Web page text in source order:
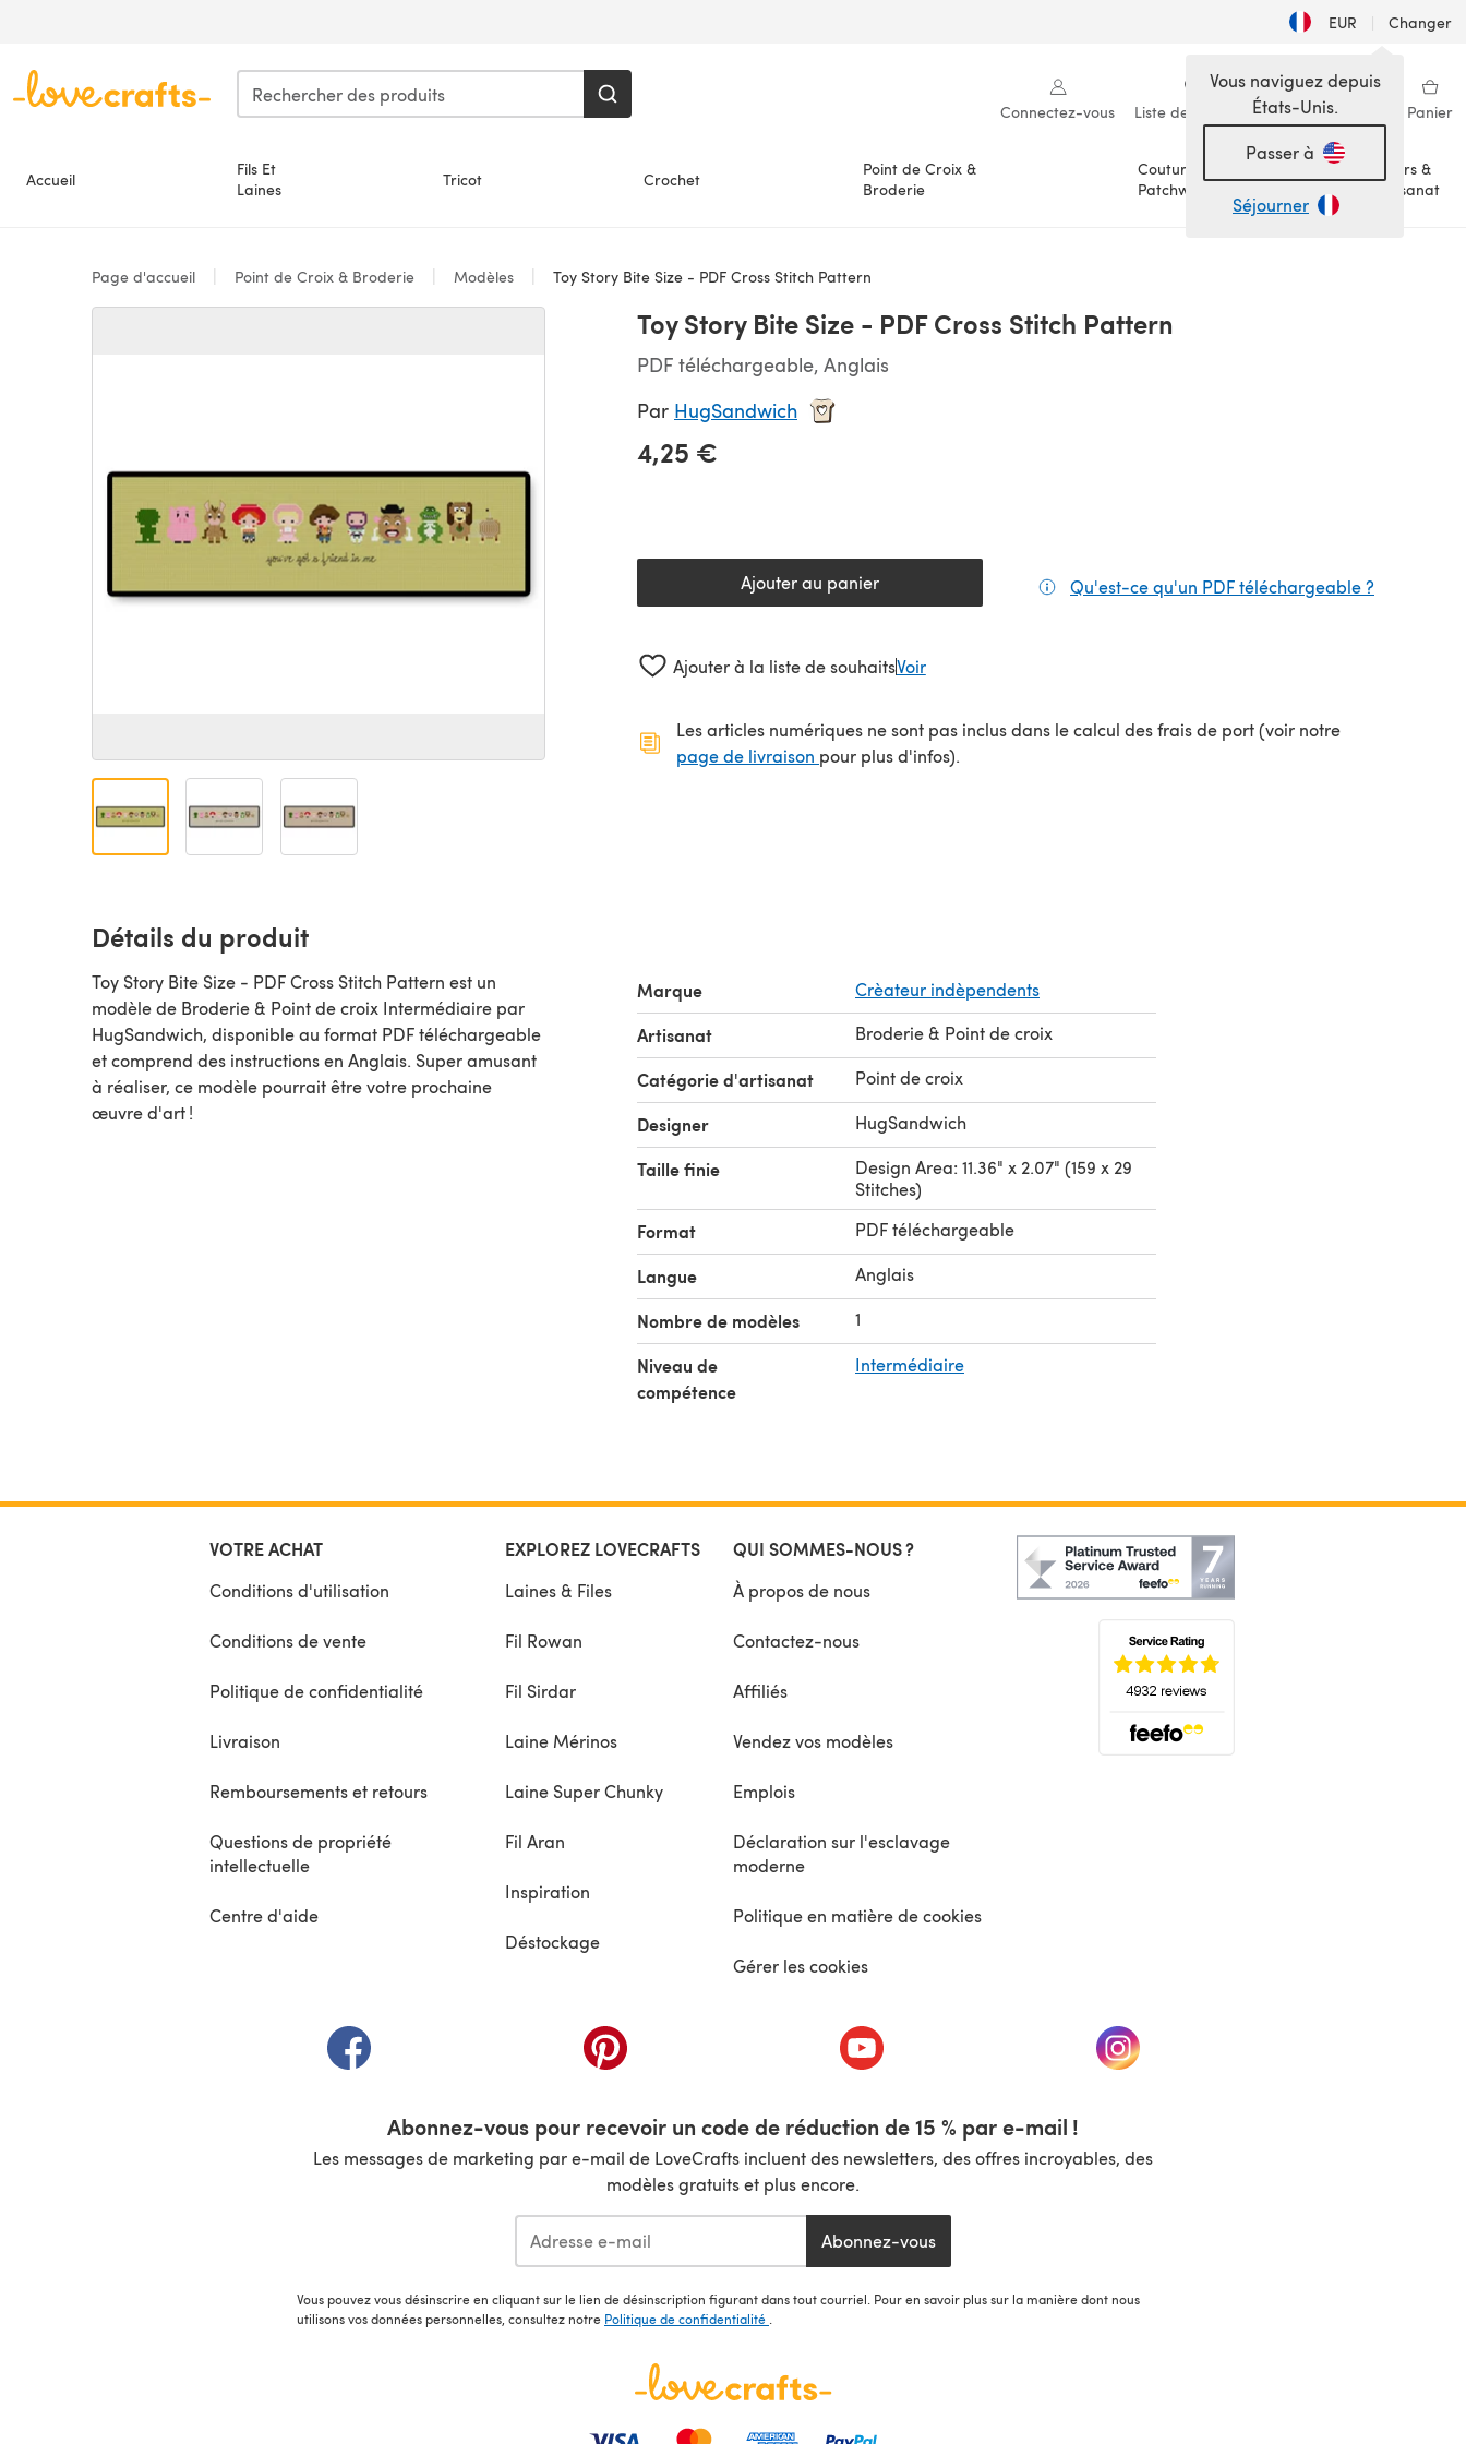
EUR | Changer
Connectez-vous Liste de souhaits Ma bibliothèque Panier
Accueil
Fils Et
Laines
Tricot Crochet
Point de Croix &
Broderie
Couture &
Patchwork
Loisirs &
Artisanat
Vous naviguez depuis
États-Unis.
Passer à
Séjourner
Page d'accueil Point de Croix & Broderie Modèles Toy Story Bite Size - PDF Cross Stitch Pattern
Toy Story Bite Size - PDF Cross Stitch Pattern
PDF téléchargeable, Anglais
Par HugSandwich
4,25 €
Ajouter au panier Qu'est-ce qu'un PDF téléchargeable ?
Ajouter à la liste de souhaitsVoir
Les articles numériques ne sont pas inclus dans le calcul des frais de port (voir notre
page de livraison (s'ouvre dans un nouvel onglet)
pour plus d'infos).
Détails du produit
Toy Story Bite Size - PDF Cross Stitch Pattern est un
modèle de Broderie & Point de croix Intermédiaire par
HugSandwich, disponible au format PDF téléchargeable
et comprend des instructions en Anglais. Super amusant
à réaliser, ce modèle pourrait être votre prochaine
œuvre d'art !
Marque Crèateur indèpendents
Artisanat Broderie & Point de croix
Catégorie d'artisanat Point de croix
Designer HugSandwich
Taille finie
Design Area: 11.36" x 2.07" (159 x 29
Stitches)
Format PDF téléchargeable
Langue Anglais
Nombre de modèles 1
Niveau de
compétence
Intermédiaire
VOTRE ACHAT
Conditions d'utilisation
Conditions de vente
Politique de confidentialité
Livraison
Remboursements et retours
Questions de propriété
intellectuelle
Centre d'aide
EXPLOREZ LOVECRAFTS
Laines & Files
Fil Rowan
Fil Sirdar
Laine Mérinos
Laine Super Chunky
Fil Aran
Inspiration
Déstockage
QUI SOMMES-NOUS ?
À propos de nous
Contactez-nous
Affiliés
Vendez vos modèles
Emplois
Déclaration sur l'esclavage
moderne
Politique en matière de cookies
Gérer les cookies
(s'ouvre dans un nouvel onglet) (s'ouvre dans un nouvel onglet) (s'ouvre dans un nouvel onglet) (s'ouvre dans un nouvel onglet)
Abonnez-vous pour recevoir un code de réduction de 15 % par e-mail !
Les messages de marketing par e-mail de LoveCrafts incluent des newsletters, des offres incroyables, des
modèles gratuits et plus encore.
Abonnez-vous
Vous pouvez vous désinscrire en cliquant sur le lien de désinscription figurant dans tout courriel. Pour en savoir plus sur la manière dont nous
utilisons vos données personnelles, consultez notre Politique de confidentialité .